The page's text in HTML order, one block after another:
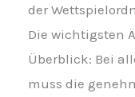
der
Die wichtigsten
Überblick: Bei
muss die